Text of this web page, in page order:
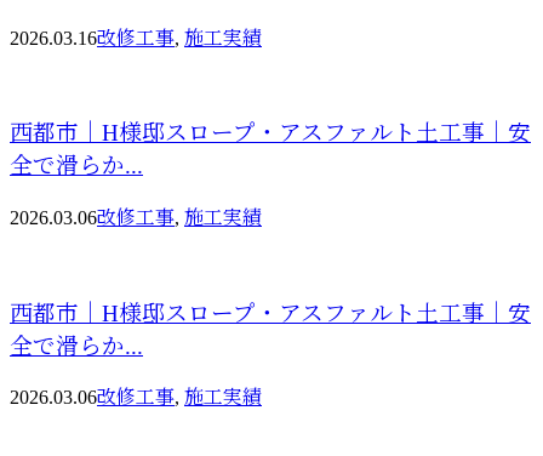
2026.03.16改修工事, 施工実績
西都市｜H様邸スロープ・アスファルト土工事｜安
全で滑らか...
2026.03.06改修工事, 施工実績
西都市｜H様邸スロープ・アスファルト土工事｜安
全で滑らか...
2026.03.06改修工事, 施工実績